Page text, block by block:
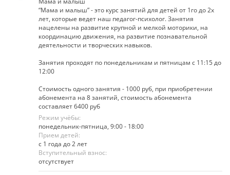
“Мама и малыш” - это курс занятий для детей от 1го до 2х
лет, которые ведет наш педагог-психолог. Занятия
нацелены на развитие крупной и мелкой моторики, на
координацию движения, на развитие познавательной
деятельности и творческих навыков.
Занятия проходят по понедельникам и пятницам с 11:15 до
12:00
Стоимость одного занятия - 1000 руб, при приобретении
абонемента на 8 занятий, стоимость абонемента
составляет 6400 руб
Режим учёбы:
понедельник-пятница, 9:00 - 18:00
Прием детей:
с 1 года до 2 лет
Вступительный взнос:
отсутствует